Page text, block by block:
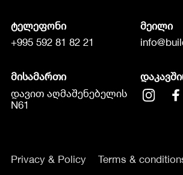
ტელეფონი
+995 592 81 82 21
მეილი
მისამართი
დავით აღმაშენებელის
N61
Privacy & Policy Terms &